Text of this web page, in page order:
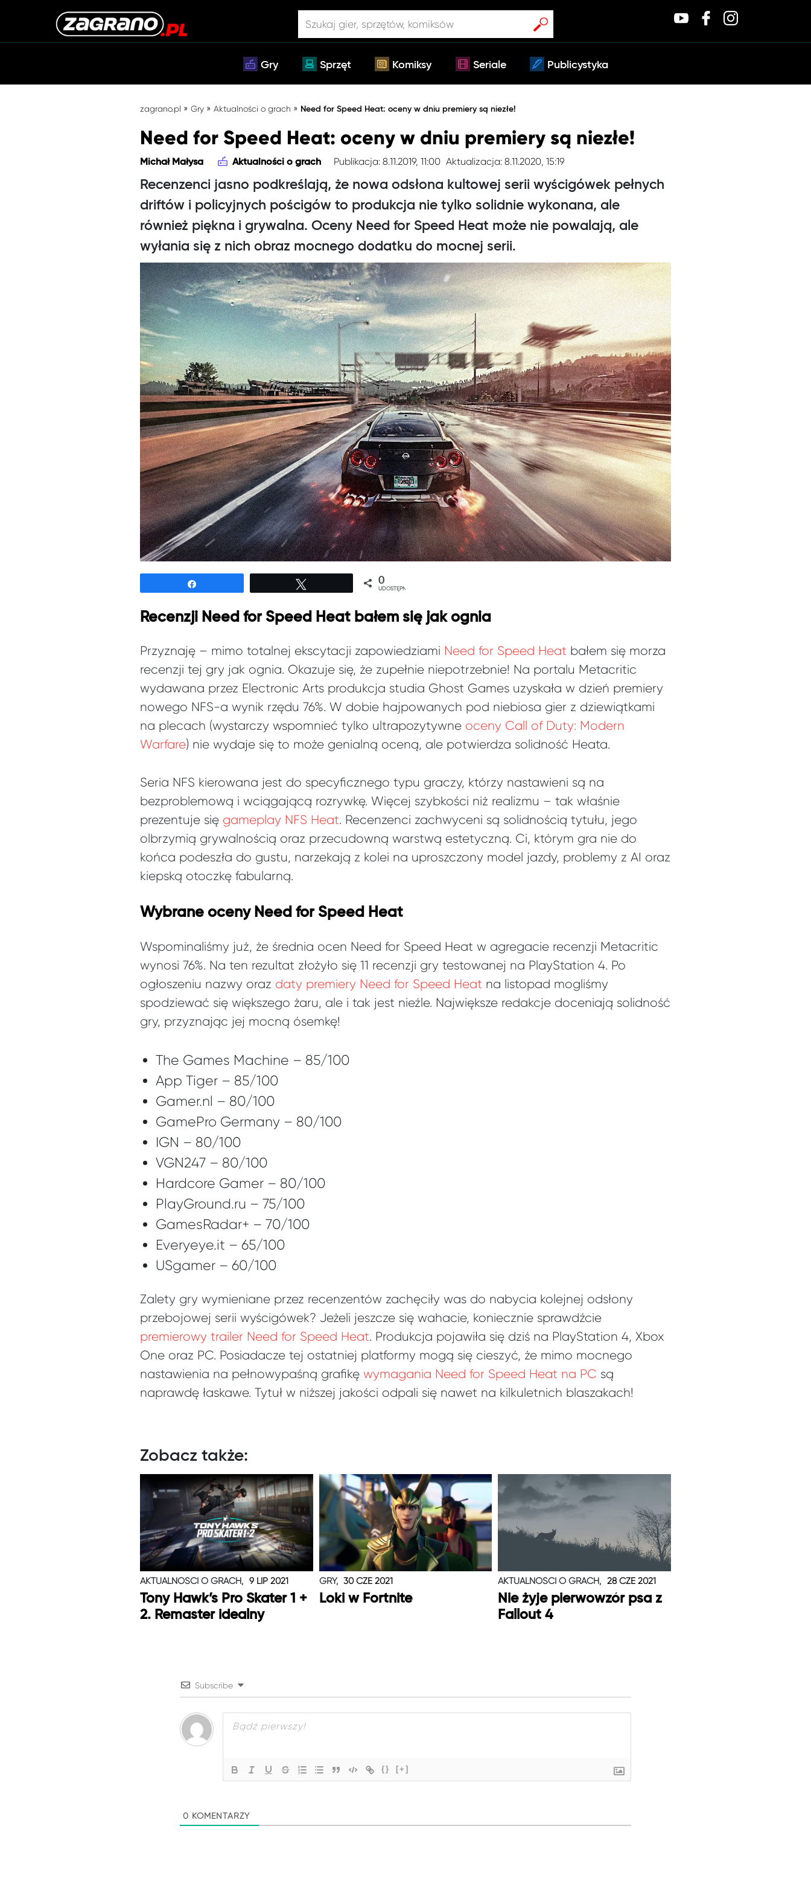
Gry Sprzęt Komiksy Seriale Publicystyka
zagrano.pl » Gry » Aktualności o grach » Need for Speed Heat: oceny w dniu premiery są niezłe!
Need for Speed Heat: oceny w dniu premiery są niezłe!
Michał Małysa Aktualności o grach Publikacja: 8.11.2019, 11:00 Aktualizacja: 8.11.2020, 15:19
Recenzenci jasno podkreślają, że nowa odsłona kultowej serii wyścigówek pełnych
driftów i policyjnych pościgów to produkcja nie tylko solidnie wykonana, ale
również piękna i grywalna. Oceny Need for Speed Heat może nie powalają, ale
wyłania się z nich obraz mocnego dodatku do mocnej serii.
0
UDOSTĘPNIEŃ
Recenzji Need for Speed Heat bałem się jak ognia
Przyznaję – mimo totalnej ekscytacji zapowiedziami Need for Speed Heat bałem się morza
recenzji tej gry jak ognia. Okazuje się, że zupełnie niepotrzebnie! Na portalu Metacritic
wydawana przez Electronic Arts produkcja studia Ghost Games uzyskała w dzień premiery
nowego NFS-a wynik rzędu 76%. W dobie hajpowanych pod niebiosa gier z dziewiątkami
na plecach (wystarczy wspomnieć tylko ultrapozytywne oceny Call of Duty: Modern
Warfare) nie wydaje się to może genialną oceną, ale potwierdza solidność Heata.
Seria NFS kierowana jest do specyficznego typu graczy, którzy nastawieni są na
bezproblemową i wciągającą rozrywkę. Więcej szybkości niż realizmu – tak właśnie
prezentuje się gameplay NFS Heat. Recenzenci zachwyceni są solidnością tytułu, jego
olbrzymią grywalnością oraz przecudowną warstwą estetyczną. Ci, którym gra nie do
końca podeszła do gustu, narzekają z kolei na uproszczony model jazdy, problemy z AI oraz
kiepską otoczkę fabularną.
Wybrane oceny Need for Speed Heat
Wspominaliśmy już, że średnia ocen Need for Speed Heat w agregacie recenzji Metacritic
wynosi 76%. Na ten rezultat złożyło się 11 recenzji gry testowanej na PlayStation 4. Po
ogłoszeniu nazwy oraz daty premiery Need for Speed Heat na listopad mogliśmy
spodziewać się większego żaru, ale i tak jest nieźle. Największe redakcje doceniają solidność
gry, przyznając jej mocną ósemkę!
The Games Machine – 85/100
App Tiger – 85/100
Gamer.nl – 80/100
GamePro Germany – 80/100
IGN – 80/100
VGN247 – 80/100
Hardcore Gamer – 80/100
PlayGround.ru – 75/100
GamesRadar+ – 70/100
Everyeye.it – 65/100
USgamer – 60/100
Zalety gry wymieniane przez recenzentów zachęciły was do nabycia kolejnej odsłony
przebojowej serii wyścigówek? Jeżeli jeszcze się wahacie, koniecznie sprawdźcie
premierowy trailer Need for Speed Heat. Produkcja pojawiła się dziś na PlayStation 4, Xbox
One oraz PC. Posiadacze tej ostatniej platformy mogą się cieszyć, że mimo mocnego
nastawienia na pełnowypaśną grafikę wymagania Need for Speed Heat na PC są
naprawdę łaskawe. Tytuł w niższej jakości odpali się nawet na kilkuletnich blaszakach!
Zobacz także:
AKTUALNOŚCI O GRACH, 9 LIP 2021
Tony Hawk’s Pro Skater 1 +
2. Remaster idealny
GRY, 30 CZE 2021
Loki w Fortnite
AKTUALNOŚCI O GRACH, 28 CZE 2021
Nie żyje pierwowzór psa z
Fallout 4
Subscribe
{} [+]
0 KOMENTARZY